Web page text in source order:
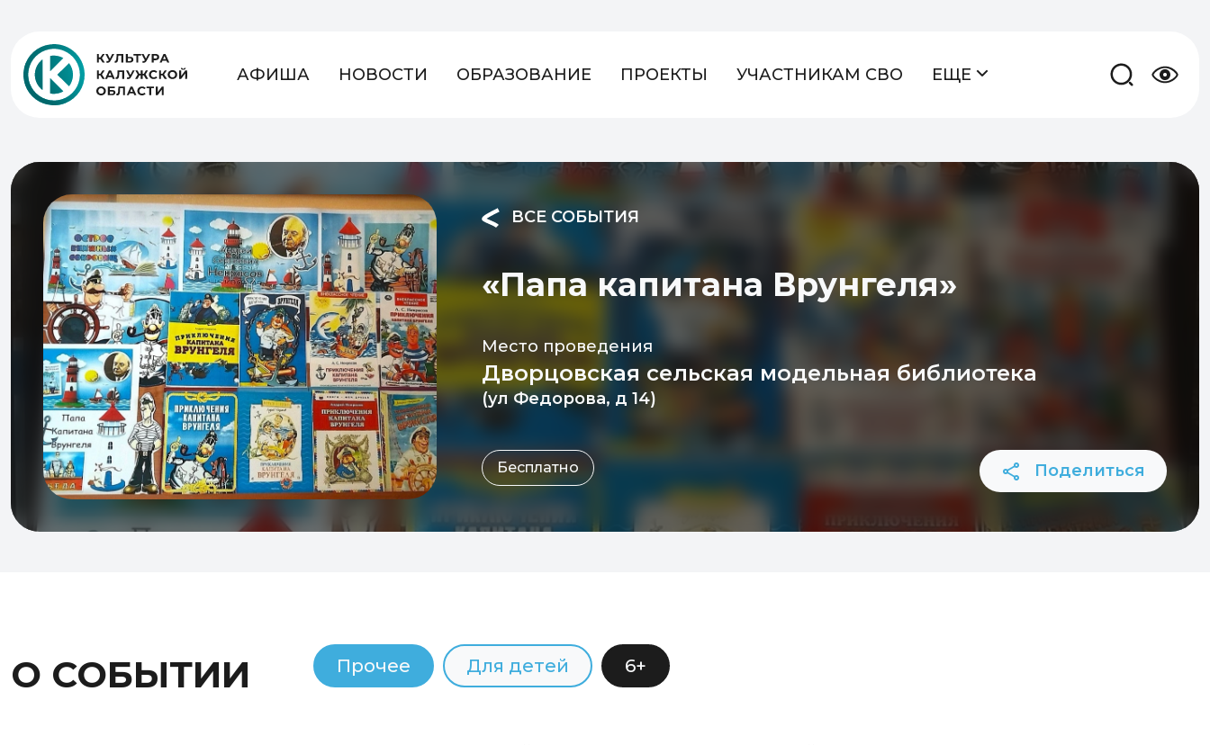
АФИША НОВОСТИ ОБРАЗОВАНИЕ ПРОЕКТЫ УЧАСТНИКАМ СВО ЕЩЕ
ВСЕ СОБЫТИЯ
«Папа капитана Врунгеля»
Место проведения
Дворцовская сельская модельная библиотека
(ул Федорова, д 14)
Бесплатно Поделиться
О СОБЫТИИ Прочее Для детей 6+